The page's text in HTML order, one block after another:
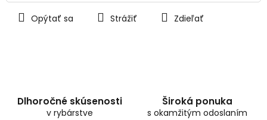
Opýtať sa Strážiť Zdieľať
Dlhoročné skúsenosti
v rybárstve
Široká ponuka
s okamžitým odoslaním